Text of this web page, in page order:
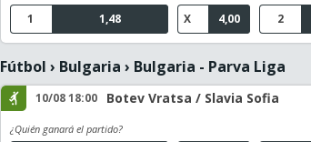
1,48
1 4,00
X 2
Fútbol › Bulgaria › Bulgaria - Parva Liga
10/08 18:00 Botev Vratsa / Slavia Sofia
¿Quién ganará el partido?